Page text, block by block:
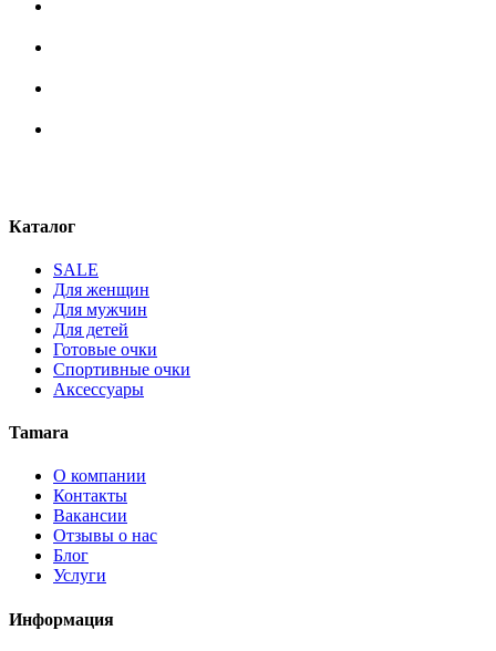
Каталог
SALE
Для женщин
Для мужчин
Для детей
Готовые очки
Спортивные очки
Аксессуары
Tamara
О компании
Контакты
Вакансии
Отзывы о нас
Блог
Услуги
Информация